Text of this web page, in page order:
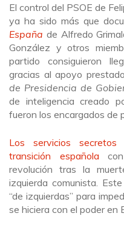
El control del PSOE de
ya ha sido más que
España de Alfredo
González y otros
partido consiguieron
gracias al apoyo
de Presidencia de
de inteligencia creado
fueron los encargados de
Los servicios secretos
transición española
revolución tras la
izquierda comunista.
“de izquierdas” para
se hiciera con el poder en